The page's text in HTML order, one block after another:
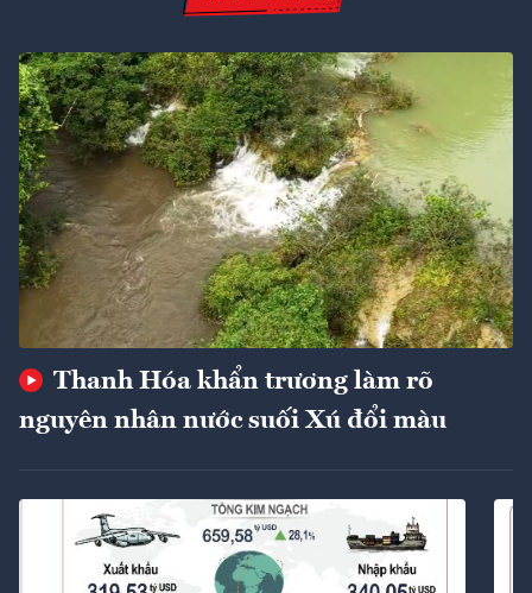
Thanh Hóa khẩn trương làm rõ
nguyên nhân nước suối Xú đổi màu